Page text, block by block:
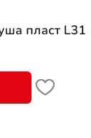
пласт L31